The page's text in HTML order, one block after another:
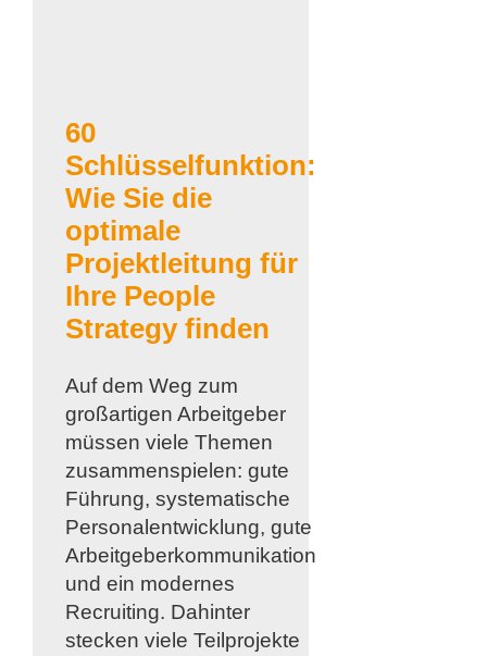
60
Schlüsselfunktion:
Wie Sie die
optimale
Projektleitung für
Ihre People
Strategy finden
Auf dem Weg zum
großartigen Arbeitgeber
müssen viele Themen
zusammenspielen: gute
Führung, systematische
Personalentwicklung, gute
Arbeitgeberkommunikation
und ein modernes
Recruiting. Dahinter
stecken viele Teilprojekte